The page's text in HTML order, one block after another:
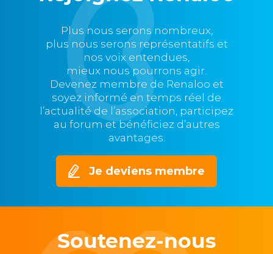
Plus nous serons nombreux,
plus nous serons représentatifs et
nos voix entendues,
mieux nous pourrons agir.
Devenez membre de Renaloo et
soyez informé en temps réel de
l’actualité de l’association, participez
au forum et bénéficiez d’autres
avantages.
Je deviens membre
Soutenez-nous